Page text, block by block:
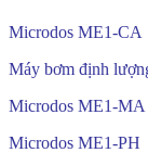
Microdos ME1-CA
Máy bơm định
Microdos ME1-MA
Microdos ME1-PH